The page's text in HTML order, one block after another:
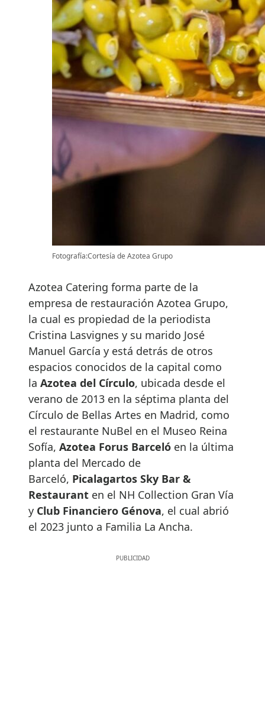
Fotografía:Cortesía de Azotea Grupo
Azotea Catering forma parte de la
empresa de restauración Azotea Grupo,
la cual es propiedad de la periodista
Cristina Lasvignes y su marido José
Manuel García y está detrás de otros
espacios conocidos de la capital como
la Azotea del Círculo, ubicada desde el
verano de 2013 en la séptima planta del
Círculo de Bellas Artes en Madrid, como
el restaurante NuBel en el Museo Reina
Sofía, Azotea Forus Barceló en la última
planta del Mercado de
Barceló, Picalagartos Sky Bar &
Restaurant en el NH Collection Gran Vía
y Club Financiero Génova, el cual abrió
el 2023 junto a Familia La Ancha.